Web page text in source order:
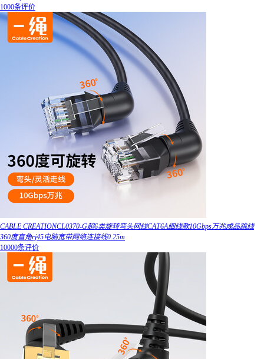
1000条评价
CABLE CREATIONCL0370-G超6类旋转弯头网线CAT6A细线款10Gbps万兆成品跳线
360度直角rj45电脑宽带网络连接线0.25m
10000条评价